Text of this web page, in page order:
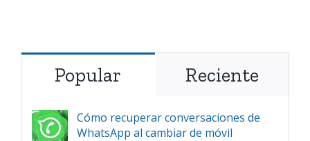
Popular Reciente
Cómo recuperar conversaciones de
WhatsApp al cambiar de móvil